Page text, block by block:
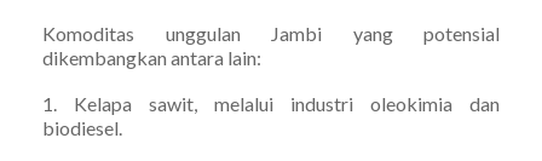
Komoditas unggulan Jambi yang potensial
dikembangkan antara lain:
1. Kelapa sawit, melalui industri oleokimia dan
biodiesel.